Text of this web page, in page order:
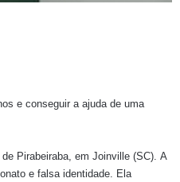
e conseguir a ajuda de uma
Pirabeiraba, em Joinville (SC). A
e falsa identidade. Ela